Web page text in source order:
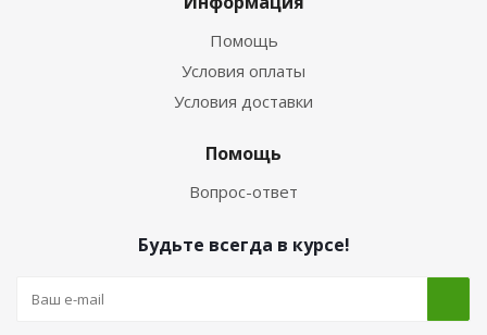
Помощь
Условия оплаты
Условия доставки
Помощь
Вопрос-ответ
Будьте всегда в курсе!